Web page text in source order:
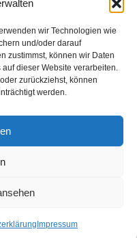
die
Sie
wir Technologien wie
und/oder darauf
zustimmst, können wir Daten
dieser Website verarbeiten.
zurückziehst, können
werden.
Impressum
der